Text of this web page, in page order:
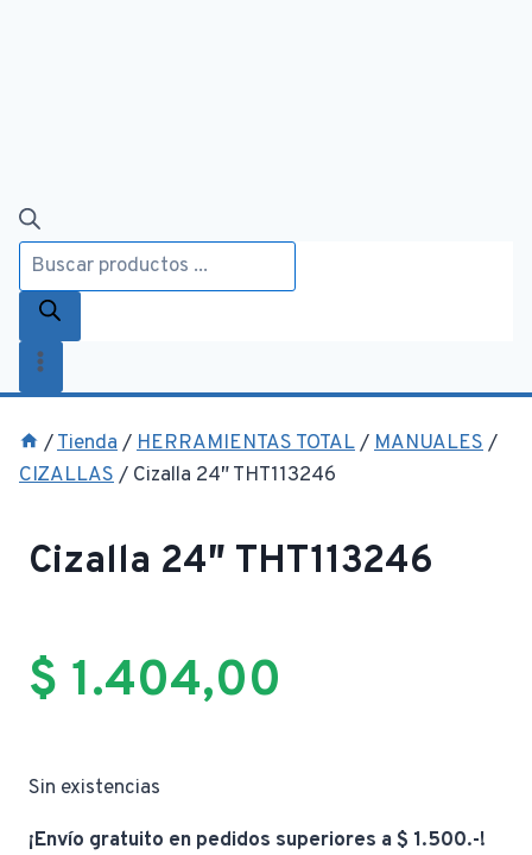
Búsqueda
de
productos
/Tienda/HERRAMIENTAS TOTAL/MANUALES/
CIZALLAS/ Cizalla 24″ THT113246
Cizalla 24″ THT113246
$ 1.404,00
Sin existencias
¡Envío gratuito en pedidos superiores a $ 1.500.-!